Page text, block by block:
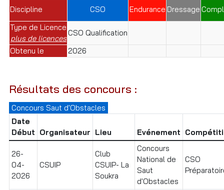
Discipline
CSO Endurance Dressage
Type de Licence
plus de licences
CSO Qualification
Obtenu le
2026
Résultats des concours :
Concours Saut d'Obstacles
Date
Début Organisateur Lieu Evénement
26-
04-
2026
CSUIP
Club
CSUIP- La
Soukra
Concours
National de
Saut
d'Obstacles
CSO